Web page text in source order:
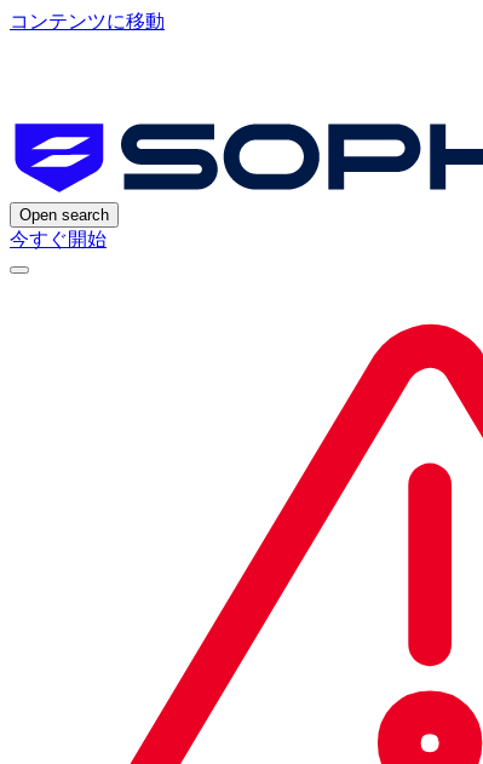
コンテンツに移動
Open search
今すぐ開始